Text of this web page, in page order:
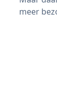
meer